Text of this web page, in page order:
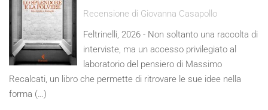
Recensione di Giovanna Casapollo
Feltrinelli, 2026 - Non soltanto una raccolta di
interviste, ma un accesso privilegiato al
laboratorio del pensiero di Massimo
Recalcati, un libro che permette di ritrovare le sue idee nella
forma (…)